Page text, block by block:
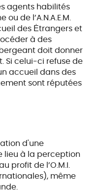
agents habilités
de l’A.N.A.E.M.
des Ėtrangers et
à des
doit donner
Si celui-ci refuse de
accueil dans des
sont réputées
d'une
lieu à la perception
profit de l’O.M.I.
même